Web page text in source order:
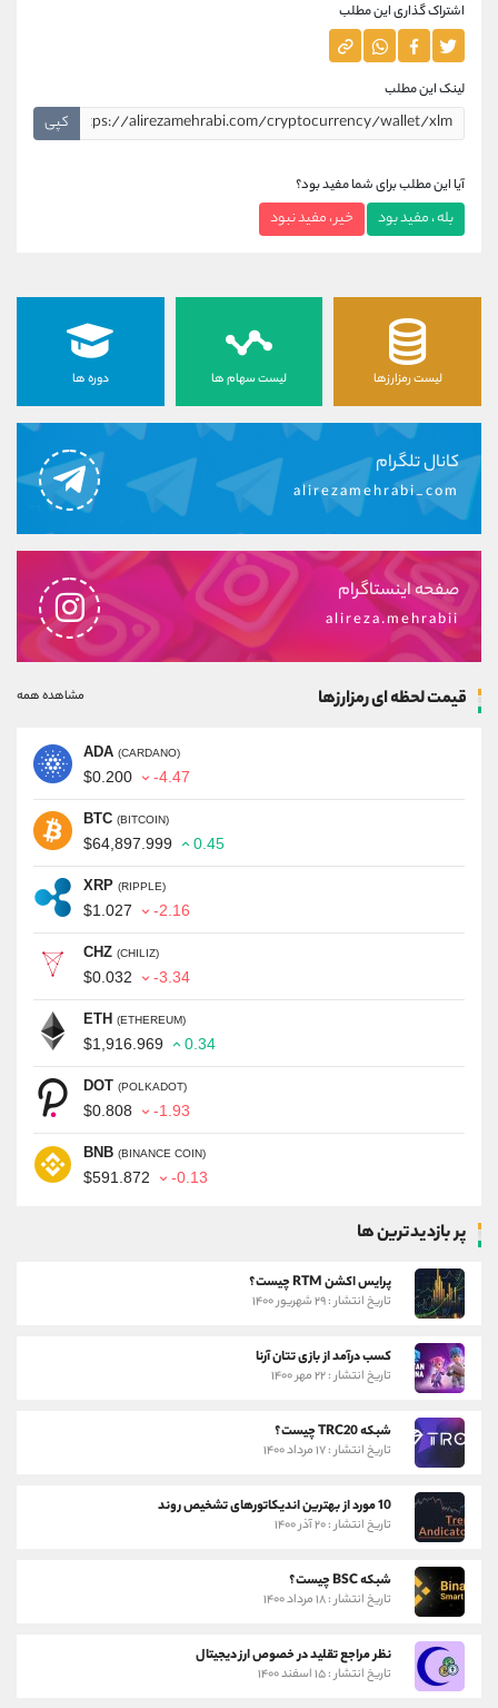
اشتراک گذاری این مطلب
لینک این مطلب
کپی
آیا این مطلب برای شما مفید بود؟
بله ، مفید بود خیر ، مفید نبود
لیست رمزارزها لیست سهام ها دوره ها
کانال تلگرام
alirezamehrabi_com
صفحه اینستاگرام
alireza.mehrabii
قیمت لحظه ای رمزارزها مشاهده همه
ADA (CARDANO)
$0.200 -4.47
BTC (BITCOIN)
$64,897.999 0.45
XRP (RIPPLE)
$1.027 -2.16
CHZ (CHILIZ)
$0.032 -3.34
ETH (ETHEREUM)
$1,916.969 0.34
DOT (POLKADOT)
$0.808 -1.93
BNB (BINANCE COIN)
$591.872 -0.13
پر بازدیدترین ها
پرایس اکشن RTM چیست؟
تاریخ انتشار : ۲۹ شهریور ۱۴۰۰
کسب درآمد از بازی تتان آرنا
تاریخ انتشار : ۲۲ مهر ۱۴۰۰
شبکه TRC20 چیست؟
تاریخ انتشار : ۱۷ مرداد ۱۴۰۰
10 مورد از بهترین اندیکاتورهای تشخیص روند
تاریخ انتشار : ۲۰ آذر ۱۴۰۰
شبکه BSC چیست؟
تاریخ انتشار : ۱۸ مرداد ۱۴۰۰
نظر مراجع تقلید در خصوص ارز دیجیتال
تاریخ انتشار : ۱۵ اسفند ۱۴۰۰